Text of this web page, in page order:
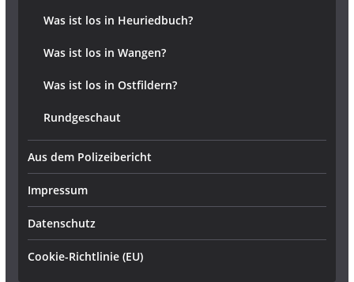
Was ist los in Heuriedbuch?
Was ist los in Wangen?
Was ist los in Ostfildern?
Rundgeschaut
Aus dem Polizeibericht
Impressum
Datenschutz
Cookie-Richtlinie (EU)